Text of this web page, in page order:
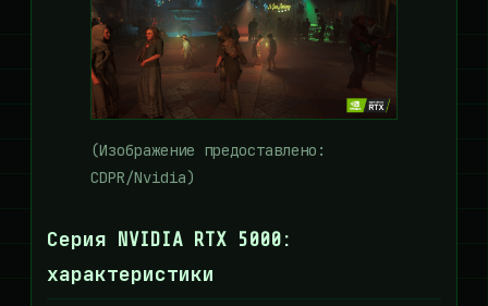
(Изображение предоставлено:
CDPR/Nvidia)
Серия NVIDIA RTX 5000:
характеристики